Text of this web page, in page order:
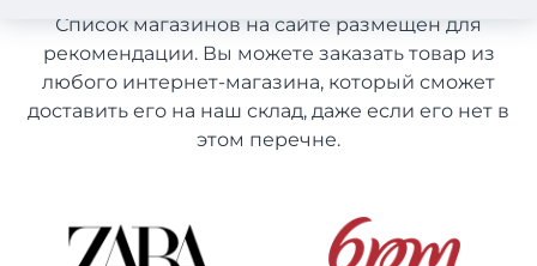
Список магазинов на сайте размещен для
рекомендации. Вы можете заказать товар из
любого интернет-магазина, который сможет
доставить его на наш склад, даже если его нет в
этом перечне.